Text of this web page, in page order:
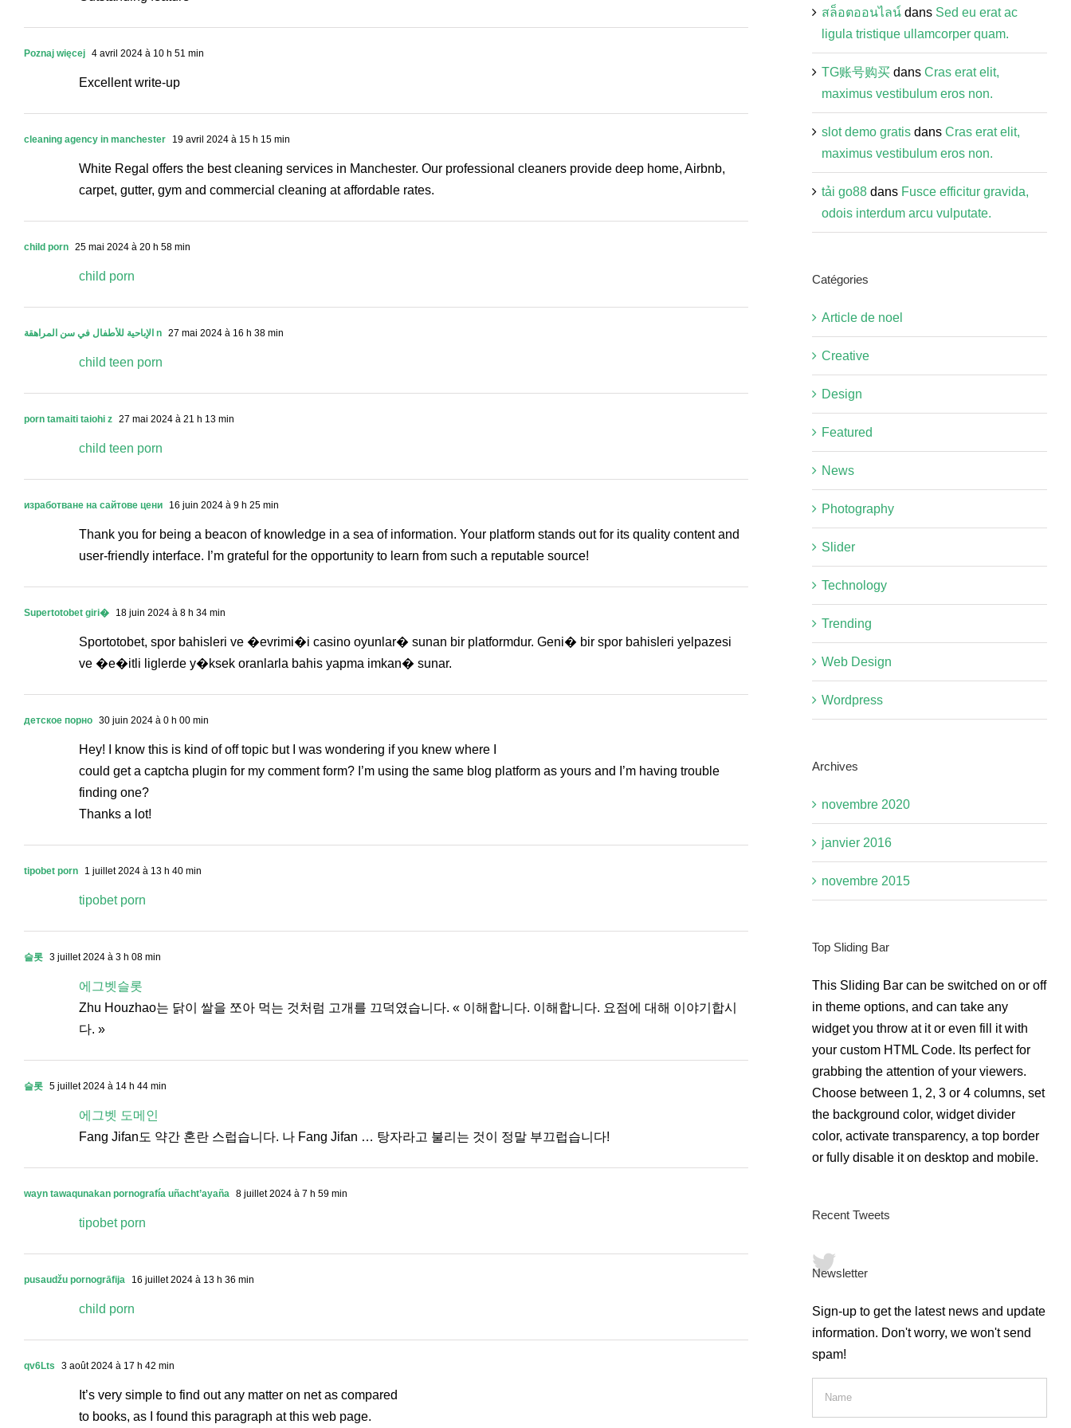
Poznaj więcej 4 avril 2024 à 10 h 51 min
Excellent write-up
cleaning agency in manchester 19 avril 2024 à 15 h 15 min
White Regal offers the best cleaning services in Manchester. Our professional cleaners provide deep home, Airbnb,
carpet, gutter, gym and commercial cleaning at affordable rates.
child porn 25 mai 2024 à 20 h 58 min
child porn
الإباحية للأطفال في سن المراهقة n 27 mai 2024 à 16 h 38 min
child teen porn
porn tamaiti taiohi z 27 mai 2024 à 21 h 13 min
child teen porn
изработване на сайтове цени 16 juin 2024 à 9 h 25 min
Thank you for being a beacon of knowledge in a sea of information. Your platform stands out for its quality content and
user-friendly interface. I’m grateful for the opportunity to learn from such a reputable source!
Supertotobet giri� 18 juin 2024 à 8 h 34 min
Sportotobet, spor bahisleri ve �evrimi�i casino oyunlar� sunan bir platformdur. Geni� bir spor bahisleri yelpazesi
ve �e�itli liglerde y�ksek oranlarla bahis yapma imkan� sunar.
детское порно 30 juin 2024 à 0 h 00 min
Hey! I know this is kind of off topic but I was wondering if you knew where I
could get a captcha plugin for my comment form? I’m using the same blog platform as yours and I’m having trouble
finding one?
Thanks a lot!
tipobet porn 1 juillet 2024 à 13 h 40 min
tipobet porn
슬롯 3 juillet 2024 à 3 h 08 min
에그벳슬롯
Zhu Houzhao는 닭이 쌀을 쪼아 먹는 것처럼 고개를 끄덕였습니다. « 이해합니다. 이해합니다. 요점에 대해 이야기합시
다. »
슬롯 5 juillet 2024 à 14 h 44 min
에그벳 도메인
Fang Jifan도 약간 혼란 스럽습니다. 나 Fang Jifan … 탕자라고 불리는 것이 정말 부끄럽습니다!
wayn tawaqunakan pornografía uñacht’ayaña 8 juillet 2024 à 7 h 59 min
tipobet porn
pusaudžu pornogrāfija 16 juillet 2024 à 13 h 36 min
child porn
qv6Lts 3 août 2024 à 17 h 42 min
It’s very simple to find out any matter on net as compared
to books, as I found this paragraph at this web page.
สล็อตออนไลน์dans Sed eu erat ac
ligula tristique ullamcorper quam.
TG账号购买dans Cras erat elit,
maximus vestibulum eros non.
slot demo gratisdans Cras erat elit,
maximus vestibulum eros non.
t​ả​i ​go88dans Fusce efficitur gravida,
odois interdum arcu vulputate.
Catégories
Article de noel
Creative
Design
Featured
News
Photography
Slider
Technology
Trending
Web Design
Wordpress
Archives
novembre 2020
janvier 2016
novembre 2015
Top Sliding Bar
This Sliding Bar can be switched on or off
in theme options, and can take any
widget you throw at it or even fill it with
your custom HTML Code. Its perfect for
grabbing the attention of your viewers.
Choose between 1, 2, 3 or 4 columns, set
the background color, widget divider
color, activate transparency, a top border
or fully disable it on desktop and mobile.
Recent Tweets
Newsletter
Sign-up to get the latest news and update
information. Don't worry, we won't send
spam!